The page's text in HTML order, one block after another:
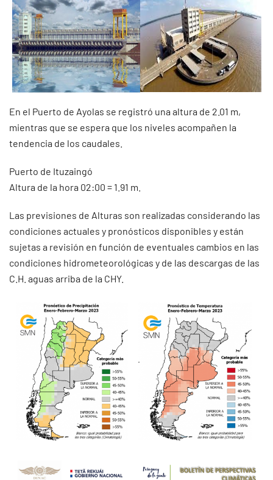
En el Puerto de Ayolas se registró una altura de 2.01 m,
mientras que se espera que los niveles acompañen la
tendencia de los caudales.
Puerto de Ituzaingó
Altura de la hora 02:00 = 1.91 m.
Las previsiones de Alturas son realizadas considerando las
condiciones actuales y pronósticos disponibles y están
sujetas a revisión en función de eventuales cambios en las
condiciones hidrometeorológicas y de las descargas de las
C.H. aguas arriba de la CHY.